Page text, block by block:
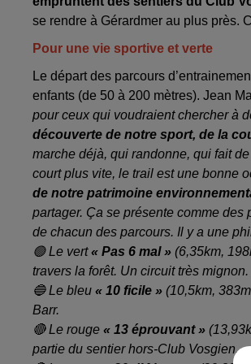
se rendre à Gérardmer au plus près.
Pour une vie sportive et verte
Le départ des parcours
enfants (de 50 à 200 mètres). Jean
pour ceux qui voudraient chercher à
découverte de notre sport, de la
marche déjà, qui randonne, qui fait
court plus vite, le trail est une bonne
de notre patrimoine
partager. Ça se présente comme
de chacun des parcours. Il y a une
🟢 Le vert« Pas 6 mal » (6,35km,
travers la forêt. Un circuit très mignon.
🔵 Le bleu « 10 ficile » (10,5km,
Barr.
🔴 Le rouge « 13 éprouvant »
partie du sentier hors-Club Vosgien.